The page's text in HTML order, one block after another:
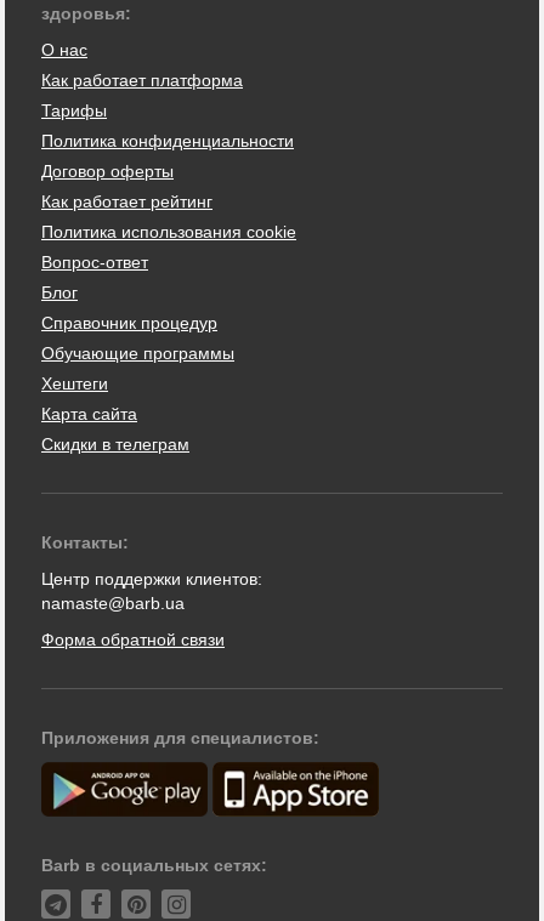
здоровья:
О нас
Как работает платформа
Тарифы
Политика конфиденциальности
Договор оферты
Как работает рейтинг
Политика использования cookie
Вопрос-ответ
Блог
Справочник процедур
Обучающие программы
Хештеги
Карта сайта
Скидки в телеграм
Контакты:
Центр поддержки клиентов:
namaste@barb.ua
Форма обратной связи
Приложения для специалистов:
Barb в социальных сетях: